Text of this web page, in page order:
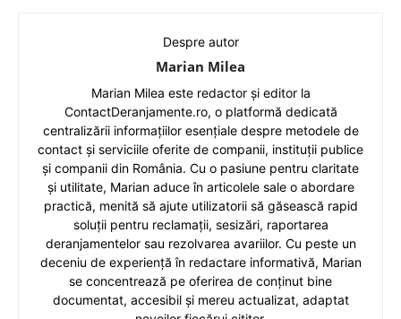
Despre autor
Marian Milea
Marian Milea este redactor și editor la
ContactDeranjamente.ro, o platformă dedicată
centralizării informațiilor esențiale despre metodele de
contact și serviciile oferite de companii, instituții publice
și companii din România. Cu o pasiune pentru claritate
și utilitate, Marian aduce în articolele sale o abordare
practică, menită să ajute utilizatorii să găsească rapid
soluții pentru reclamații, sesizări, raportarea
deranjamentelor sau rezolvarea avariilor. Cu peste un
deceniu de experiență în redactare informativă, Marian
se concentrează pe oferirea de conținut bine
documentat, accesibil și mereu actualizat, adaptat